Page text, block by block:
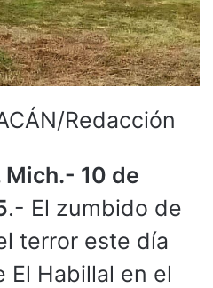
Redacción
Mich.- 10 de
.- El zumbido de
terror este día
El Habillal en el